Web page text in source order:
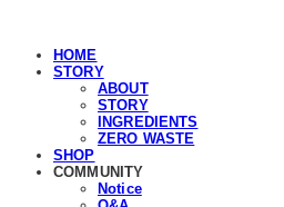
HOME
STORY
ABOUT
STORY
INGREDIENTS
ZERO WASTE
SHOP
COMMUNITY
Notice